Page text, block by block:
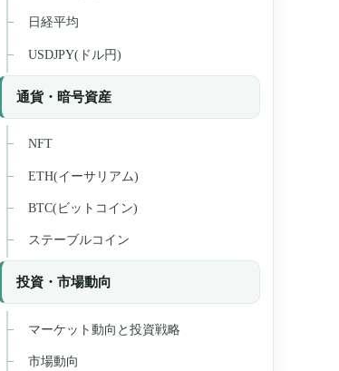
日経平均
USDJPY(ドル円)
通貨・暗号資産
NFT
ETH(イーサリアム)
BTC(ビットコイン)
ステーブルコイン
投資・市場動向
マーケット動向と投資戦略
市場動向